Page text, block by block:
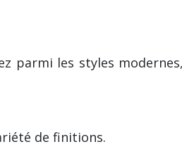
parmi les styles
de finitions.